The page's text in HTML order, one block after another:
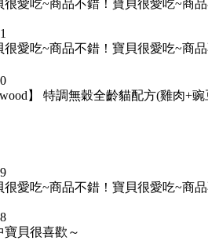
很愛吃~商品不錯！寶貝很愛吃~商
很愛吃~商品不錯！寶貝很愛吃~商
】 特調無穀全齡貓配方(雞肉+
很愛吃~商品不錯！寶貝很愛吃~商
貝很喜歡～